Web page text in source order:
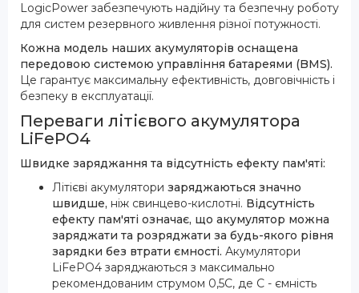
LogicPower забезпечують надійну та безпечну роботу
для систем резервного живлення різної потужності.
Кожна модель наших акумуляторів оснащена
передовою системою управління батареями (BMS).
Це гарантує максимальну ефективність, довговічність і
безпеку в експлуатації.
Переваги літієвого акумулятора
LiFePO4
Швидке заряджання та відсутність ефекту пам'яті:
Літієві акумулятори заряджаються значно
швидше, ніж свинцево-кислотні. Відсутність
ефекту пам'яті означає, що акумулятор можна
заряджати та розряджати за будь-якого рівня
зарядки без втрати ємності. Акумулятори
LiFePO4 заряджаються з максимально
рекомендованим струмом 0,5С, де С - ємність